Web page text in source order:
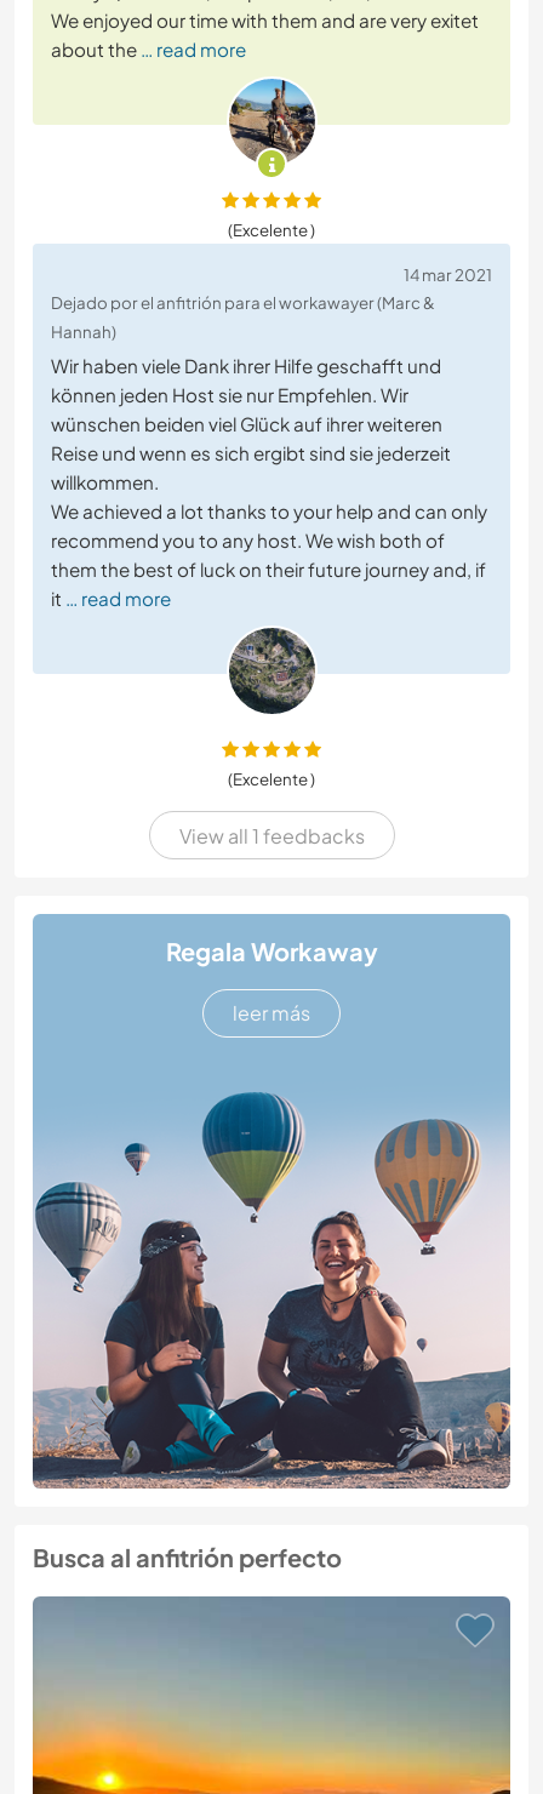
We enjoyed our time with them and are very exitet
about the … read more
(Excelente )
14 mar 2021
Dejado por el anfitrión para el workawayer (Marc &
Hannah)
Wir haben viele Dank ihrer Hilfe geschafft und
können jeden Host sie nur Empfehlen. Wir
wünschen beiden viel Glück auf ihrer weiteren
Reise und wenn es sich ergibt sind sie jederzeit
willkommen.
We achieved a lot thanks to your help and can only
recommend you to any host. We wish both of
them the best of luck on their future journey and, if
it … read more
(Excelente )
View all 1 feedbacks
Regala Workaway
leer más
Busca al anfitrión perfecto